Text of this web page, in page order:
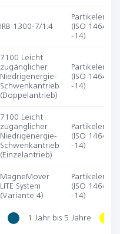
IRB 1300-7/1.4
(ISO 14644-
-14)
7100 Leicht
zugänglicher
Niedrigenergie-
Schwenkantrieb
(Doppelantrieb)
(ISO 14644-
-14)
7100 Leicht
zugänglicher
Niedrigenergie-
Schwenkantrieb
(Einzelantrieb)
(ISO 14644-
-14)
MagneMover
LITE System
(Variante 4)
(ISO 14644-
-14)
1 Jahr bis 5 Jahre